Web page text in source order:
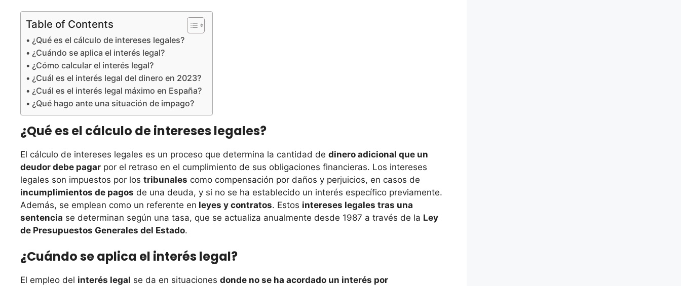
Table of Contents
¿Qué es el cálculo de intereses legales?
¿Cuándo se aplica el interés legal?
¿Cómo calcular el interés legal?
¿Cuál es el interés legal del dinero en 2023?
¿Cuál es el interés legal máximo en España?
¿Qué hago ante una situación de impago?
¿Qué es el cálculo de intereses legales?
El cálculo de intereses legales es un proceso que determina la cantidad de dinero adicional que un
deudor debe pagar por el retraso en el cumplimiento de sus obligaciones financieras. Los intereses
legales son impuestos por los tribunales como compensación por daños y perjuicios, en casos de
incumplimientos de pagos de una deuda, y si no se ha establecido un interés específico previamente​​.
Además, se emplean como un referente en leyes y contratos. Estos intereses legales tras una
sentencia se determinan según una tasa, que se actualiza anualmente desde 1987 a través de la Ley
de Presupuestos Generales del Estado.
¿Cuándo se aplica el interés legal?
El empleo del interés legal se da en situaciones donde no se ha acordado un interés por